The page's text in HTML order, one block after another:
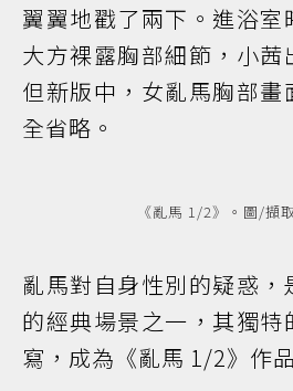
翼翼地戳了兩下。進浴室
大方裸露胸部細節，小茜
但新版中，女亂馬胸部畫
全省略。
《亂馬 1/2》。圖/擷
亂馬對自身性別的疑惑，
的經典場景之一，其獨特
寫，成為《亂馬 1/2》作